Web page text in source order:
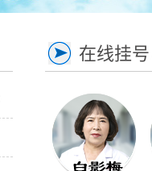
在线挂号